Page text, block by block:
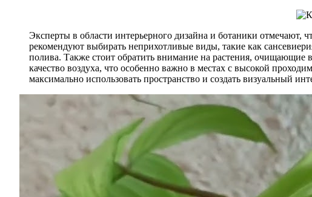
Эксперты в области интерьерного дизайна и ботаники
рекомендуют выбирать неприхотливые виды, такие как
полива. Также стоит обратить внимание на растения, очищающие
качество воздуха, что особенно важно в местах с высокой
максимально использовать пространство и создать визуальный